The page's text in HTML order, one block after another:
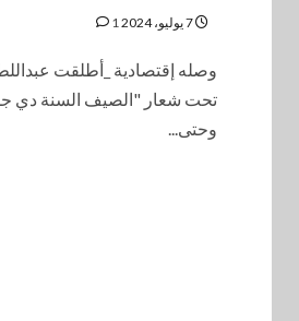
7 يوليو، 2024 1
وصله إقتصادية _أطلقت
وحتى...